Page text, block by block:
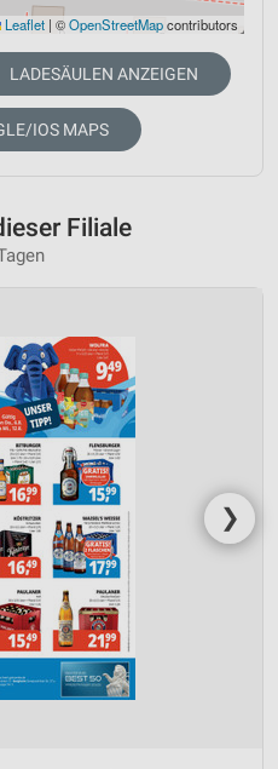
Leaflet | ©OpenStreetMapcontributors
LADESÄULEN ANZEIGEN
IOS MAPS
Filiale
❯